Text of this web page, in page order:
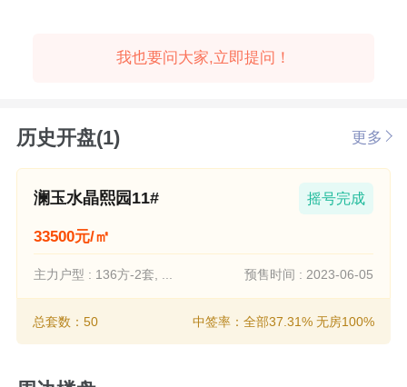
我也要问大家,立即提问！
历史开盘(1) 更多
澜玉水晶熙园11# 摇号完成
33500元/㎡
主力户型 : 136方-2套, ... 预售时间 : 2023-06-05
总套数：50 中签率：全部37.31% 无房100%